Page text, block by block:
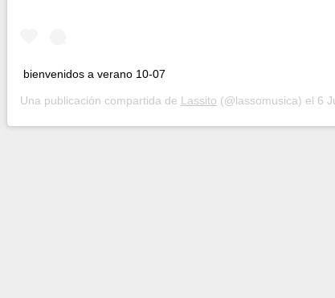
bienvenidos a verano 10-07
Una publicación compartida de Lassito (@lassomusica) el 6